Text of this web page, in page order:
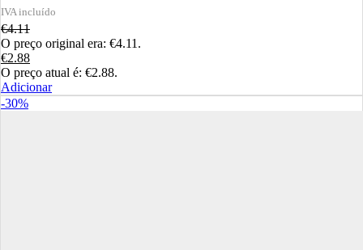
€4.11
O preço original era: €4.11.
€2.88
O preço atual é: €2.88.
Adicionar
-30%